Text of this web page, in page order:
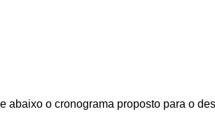
abaixo o cronograma proposto para o